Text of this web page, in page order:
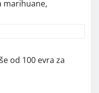
marihuane,
od 100 evra za